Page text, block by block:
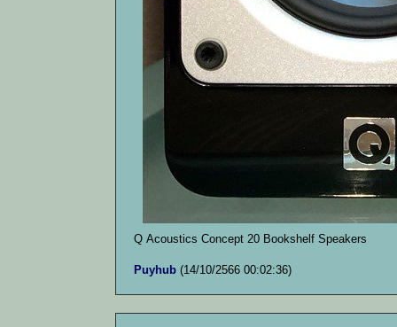
Q Acoustics Concept 20 Bookshelf Speakers
Puyhub (14/10/2566 00:02:36)